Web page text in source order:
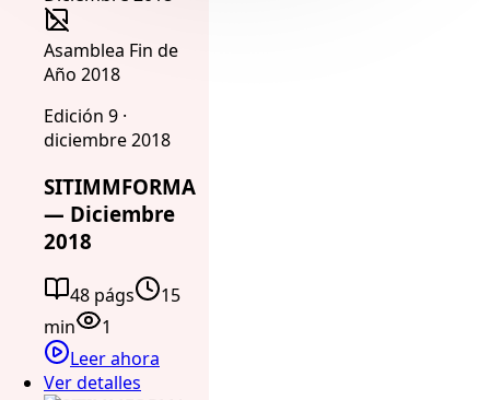
Asamblea Fin de
Año 2018
Edición 9 ·
diciembre 2018
SITIMMFORMA
— Diciembre
2018
48 págs
15
min
1
Leer ahora
Ver detalles